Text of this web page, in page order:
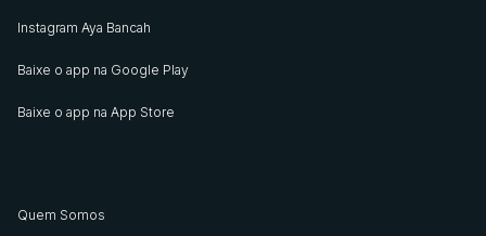
Instagram Aya Bancah
Baixe o app na Google Play
Baixe o app na App Store
Quem Somos